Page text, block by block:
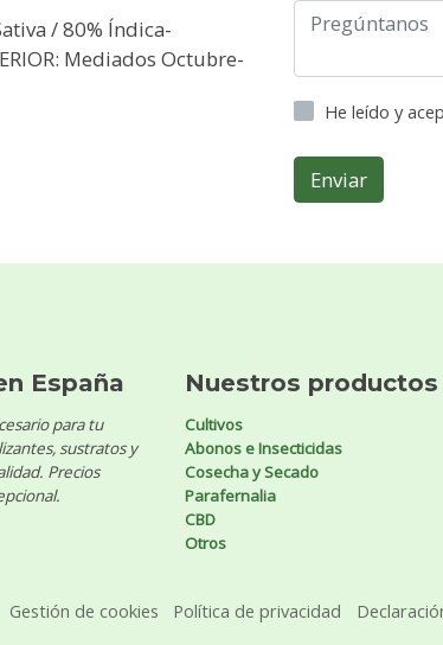
/ 80% Índica-
Mediados Octubre-
He leído y
Enviar
España
para tu
sustratos y
Precios
Nuestros productos
Cultivos
Abonos e Insecticidas
Cosecha y Secado
Parafernalia
CBD
Otros
Gestión de cookies Política de privacidad